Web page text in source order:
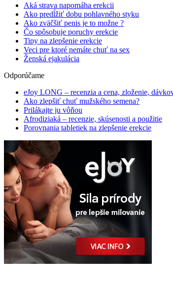
Aká strava napomáha erekcii
Ako predĺžiť dobu pohlavného styku
Ako zväčšiť penis je to možne ?
Čo spôsobuje poruchy erekcie
Tipy na zlepšenie erekcie
Veci pre ktoré nemáte chuť na sex
Ženská ejakulácia
Odporúčame
eJoy LONG – recenzia a cena, zloženie,
Ako zlepšiť chuť mužského semena?
Prilákajte ju vôňou
Afrodiziaká – recenzie, skúsenosti a použitie
Porovnania tabletiek na zlepšenie erekcie